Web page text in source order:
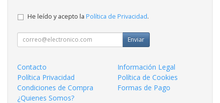
He leído y acepto la Política de Privacidad.
Enviar
Contacto
Información Legal
Política Privacidad
Política de Cookies
Condiciones de Compra
Formas de Pago
¿Quienes Somos?